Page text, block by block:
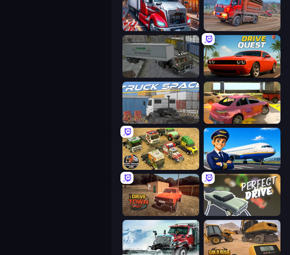
Just Park It 12 Cargo Truck Driver Simulator
Russian Kamaz Truck Driver Drive Quest
Truck Space
Euro Truck Driving Simulator 2025 Idle Airport Tycoon
DriveTown Perfect Drive